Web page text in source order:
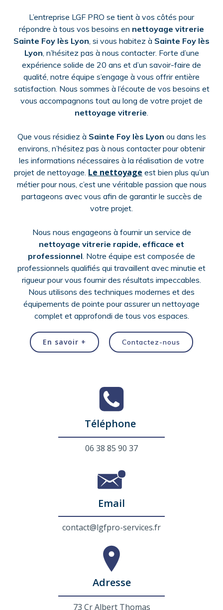
L’entreprise LGF PRO se tient à vos côtés pour
répondre à tous vos besoins en nettoyage vitrerie
Sainte Foy lès Lyon , si vous habitez à Sainte Foy lès
Lyon , n’hésitez pas à nous contacter. Forte d’une
expérience solide de 20 ans et d’un savoir-faire de
qualité, notre équipe s’engage à vous offrir entière
satisfaction. Nous sommes à l’écoute de vos besoins et
vous accompagnons tout au long de votre projet de
nettoyage vitrerie
Que vous résidiez à Sainte Foy lès Lyon ou dans les
environs, n’hésitez pas à nous contacter pour obtenir
les informations nécessaires à la réalisation de votre
projet de nettoyage. Le nettoyage est bien plus qu’un
métier pour nous, c’est une véritable passion que nous
partageons avec vous afin de garantir le succès de
votre projet.
Nous nous engageons à fournir un service de
nettoyage vitrerie rapide, efficace et
professionnel . Notre équipe est composée de
professionnels qualifiés qui travaillent avec minutie et
rigueur pour vous fournir des résultats impeccables.
Nous utilisons des techniques modernes et des
équipements de pointe pour assurer un nettoyage
complet et approfondi de tous vos espaces.
En savoir + Contactez-nous
Téléphone
06 38 85 90 37
Email
contact@lgfpro-services.fr
Adresse
73 Cr Albert Thomas